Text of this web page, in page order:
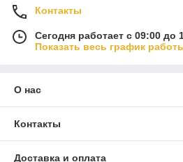
Контакты
Сегодня работает с 09:00 до
Показать весь график
О нас
Контакты
Доставка и оплата